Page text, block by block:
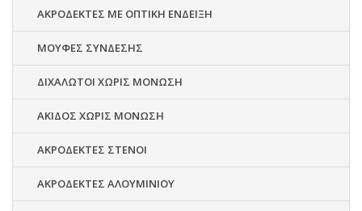
ΑΚΡΟΔΕΚΤΕΣ ΜΕ ΟΠΤΙΚΗ ΕΝΔΕΙΞΗ
ΜΟΥΦΕΣ ΣΥΝΔΕΣΗΣ
ΔΙΧΑΛΩΤΟΙ ΧΩΡΙΣ ΜΟΝΩΣΗ
ΑΚΙΔΟΣ ΧΩΡΙΣ ΜΟΝΩΣΗ
ΑΚΡΟΔΕΚΤΕΣ ΣΤΕΝΟΙ
ΑΚΡΟΔΕΚΤΕΣ ΑΛΟΥΜΙΝΙΟΥ